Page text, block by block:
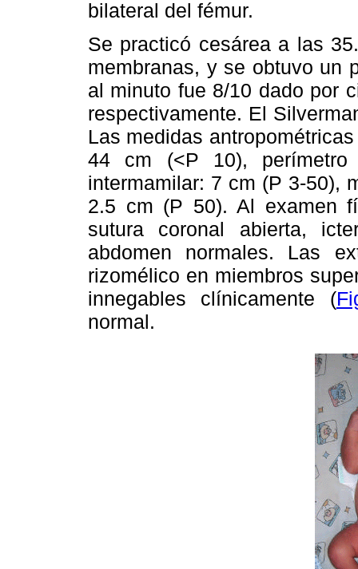
bilateral del fémur.
Se practicó cesárea a las
membranas, y se obtuvo un
al minuto fue 8/10 dado por
respectivamente. El
Las medidas
44 cm (<P 10),
intermamilar: 7 cm (P 3-50),
2.5 cm (P 50). Al examen
sutura coronal abierta,
abdomen normales. Las
rizomélico en miembros
innegables clínicamente (
normal.